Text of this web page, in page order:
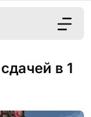
работы
в 1